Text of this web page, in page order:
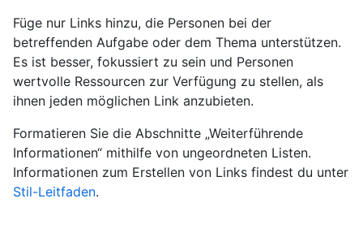
Füge nur Links hinzu, die Personen bei der
betreffenden Aufgabe oder dem Thema unterstützen.
Es ist besser, fokussiert zu sein und Personen
wertvolle Ressourcen zur Verfügung zu stellen, als
ihnen jeden möglichen Link anzubieten.
Formatieren Sie die Abschnitte „Weiterführende
Informationen“ mithilfe von ungeordneten Listen.
Informationen zum Erstellen von Links findest du unter
Stil-Leitfaden.